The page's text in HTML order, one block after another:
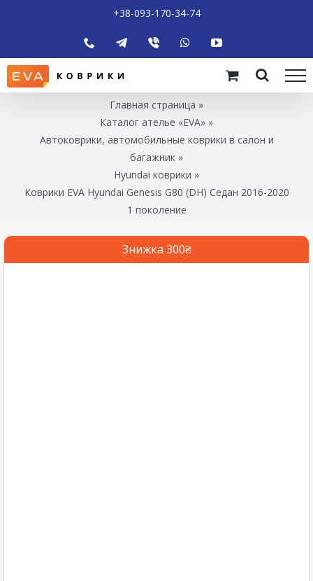
+38-093-170-34-74
Главная страница »
Каталог ателье «EVA» »
Автоковрики, автомобильные коврики в салон и
багажник »
Hyundai коврики »
Коврики EVA Hyundai Genesis G80 (DH) Седан 2016-2020
1 поколение
Знижка 300₴